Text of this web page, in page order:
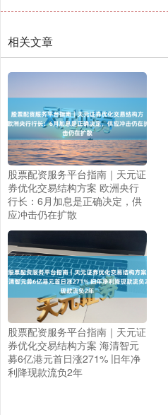
相关文章
股票配资服务平台指南｜天元证
券优化交易结构方案 欧洲央行
行长：6月加息是正确决定，供
应冲击仍在扩散
股票配资服务平台指南｜天元证
券优化交易结构方案 海清智元
募6亿港元首日涨271% 旧年净
利降现款流负2年
上证综指 3940.04